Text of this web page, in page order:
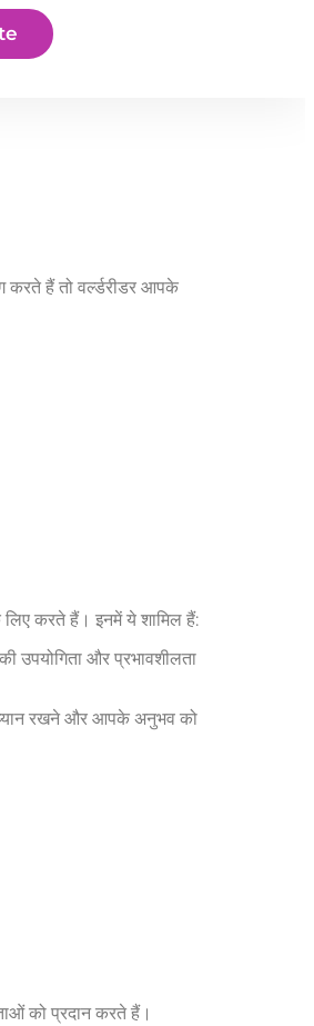
करते हैं तो वर्ल्‍डरीडर आपके
करते हैं। इनमें ये शामिल हैं:
उपयोगिता और प्रभावशीलता
रखने और आपके अनुभव को
को प्रदान करते हैं।